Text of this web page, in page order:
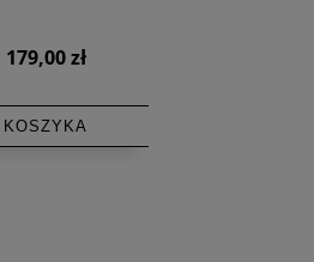
179,00 zł
KOSZYKA